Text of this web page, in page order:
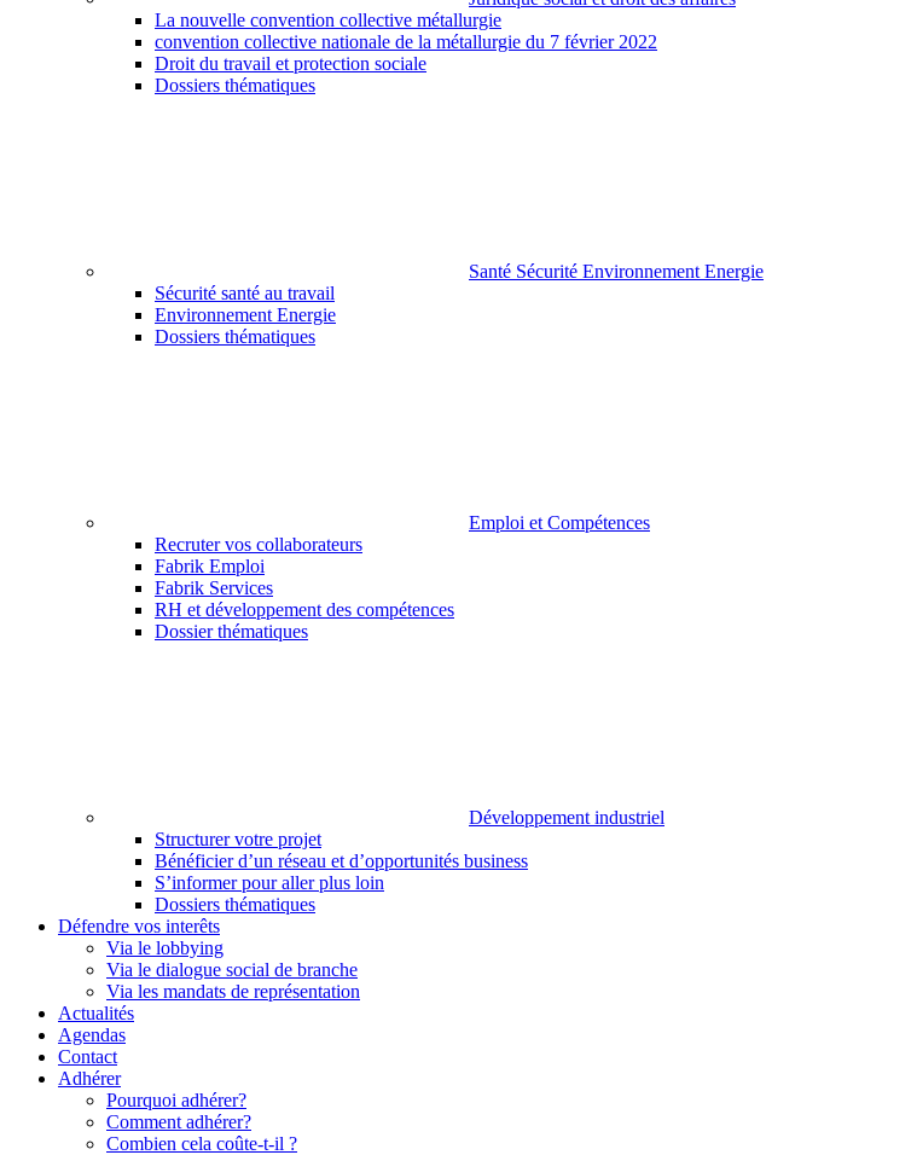
La nouvelle convention collective métallurgie
convention collective nationale de la métallurgie du 7 février 2022
Droit du travail et protection sociale
Dossiers thématiques
Santé Sécurité Environnement Energie
Sécurité santé au travail
Environnement Energie
Dossiers thématiques
Emploi et Compétences
Recruter vos collaborateurs
Fabrik Emploi
Fabrik Services
RH et développement des compétences
Dossier thématiques
Développement industriel
Structurer votre projet
Bénéficier d’un réseau et d’opportunités business
S’informer pour aller plus loin
Dossiers thématiques
Défendre vos interêts
Via le lobbying
Via le dialogue social de branche
Via les mandats de représentation
Actualités
Agendas
Contact
Adhérer
Pourquoi adhérer?
Comment adhérer?
Combien cela coûte-t-il ?